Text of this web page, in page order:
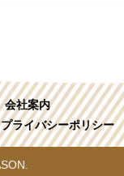
会社案内
プライバシーポリシー